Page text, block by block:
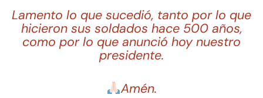
Lamento lo que sucedió, tanto por lo que
hicieron sus soldados hace 500 años,
como por lo que anunció hoy nuestro
presidente.
Amén.